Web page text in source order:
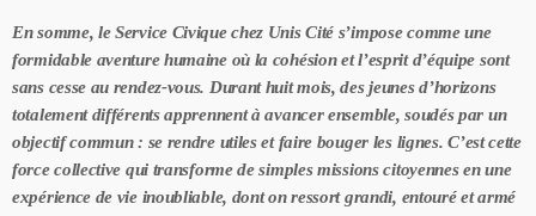
En somme, le Service Civique chez Unis Cité s’impose comme une
formidable aventure humaine où la cohésion et l’esprit d’équipe sont
sans cesse au rendez-vous. Durant huit mois, des jeunes d’horizons
totalement différents apprennent à avancer ensemble, soudés par un
objectif commun : se rendre utiles et faire bouger les lignes. C’est cette
force collective qui transforme de simples missions citoyennes en une
expérience de vie inoubliable, dont on ressort grandi, entouré et armé